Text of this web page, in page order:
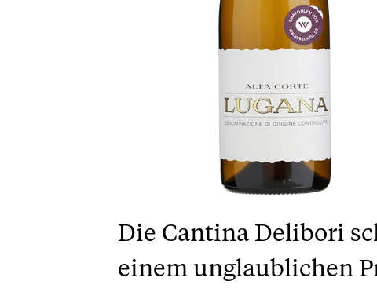
Die Cantina Delibori
einem unglaublichen